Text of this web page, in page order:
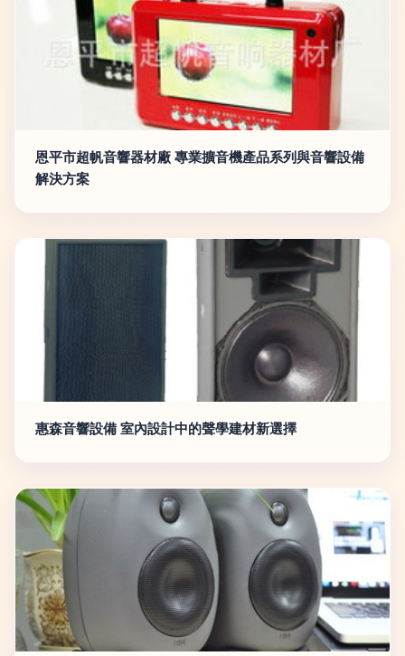
恩平市超帆音響器材廠 專業擴音機產品系列與音響設備
解決方案
惠森音響設備 室內設計中的聲學建材新選擇